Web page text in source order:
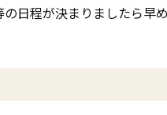
日程が決まりましたら早